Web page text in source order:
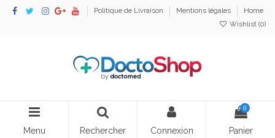
Politique de Livraison Mentions légales
Home
Wishlist (0)
Menu Rechercher Connexion
0
Panier